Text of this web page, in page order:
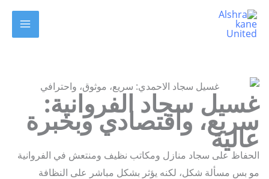
MAIN
سجاد الفروانية:
واقتصادي وبخبرة
على سجاد منازل ومكاتب نظيف ومنتعش في الفروانية
مسألة شكل، لكنه يؤثر بشكل مباشر على النظافة